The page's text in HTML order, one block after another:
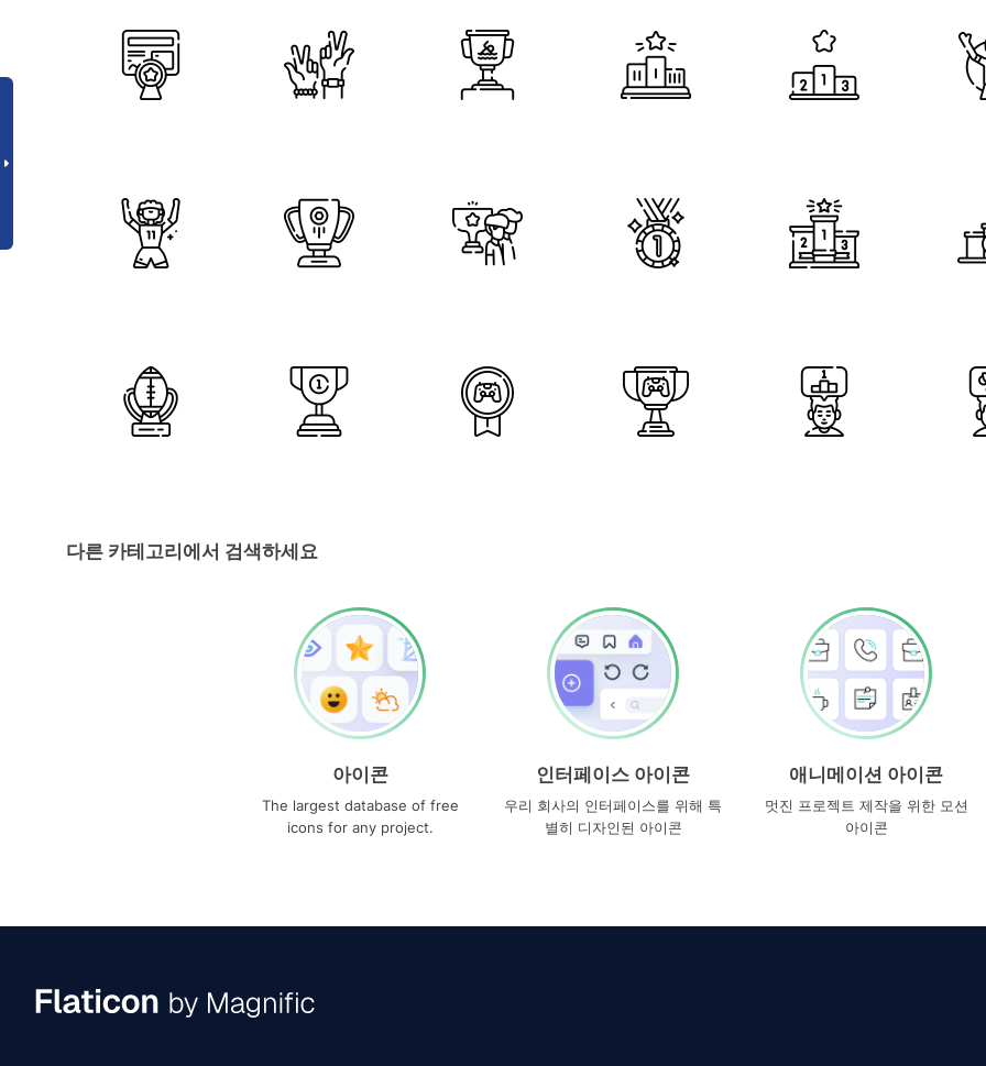
다른 카테고리에서 검색하세요
아이콘
The largest database of free
icons for any project.
인터페이스 아이콘
우리 회사의 인터페이스를 위해 특
별히 디자인된 아이콘
애니메이션 아이콘
멋진 프로젝트 제작을 위한 모션
아이콘